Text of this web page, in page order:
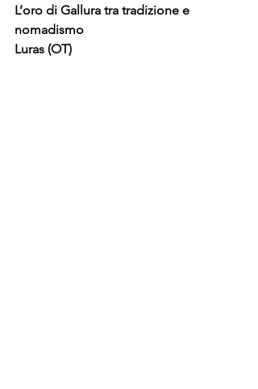
L’oro di Gallura tra tradizione e
nomadismo
Luras (OT)